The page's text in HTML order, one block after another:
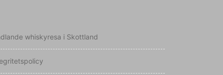
whiskyresa i Skottland